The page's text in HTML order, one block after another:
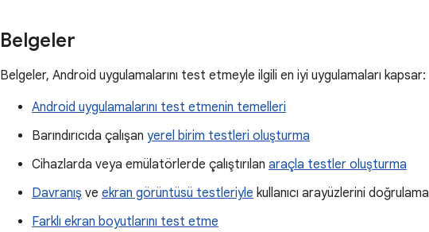
Belgeler
Belgeler, Android uygulamalarını test etmeyle ilgili en iyi uygulamaları kapsar:
Android uygulamalarını test etmenin temelleri
Barındırıcıda çalışan yerel birim testleri oluşturma
Cihazlarda veya emülatörlerde çalıştırılan araçla testler oluşturma
Davranış ve ekran görüntüsü testleriyle kullanıcı arayüzlerini doğrulama
Farklı ekran boyutlarını test etme